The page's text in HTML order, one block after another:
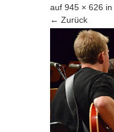
auf 945 × 626 in
← Zurück